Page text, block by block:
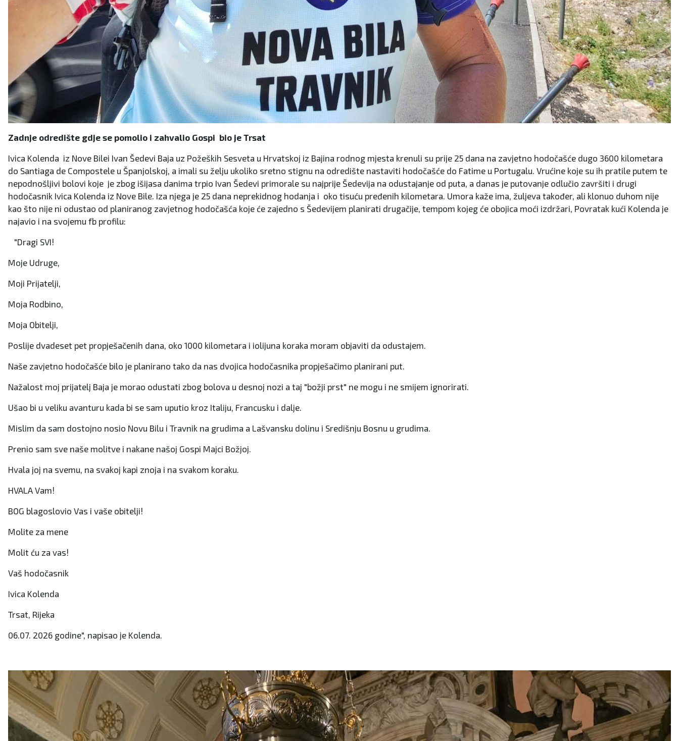
Zadnje odredište gdje se pomolio i zahvalio Gospi bio je Trsat
Ivica Kolenda iz Nove Bilei Ivan Šedevi Baja uz Požeških Sesveta u Hrvatskoj iz Bajina rodnog mjesta krenuli su prije 25 dana na zavjetno hodočašće dugo 3600 kilometara
do Santiaga de Compostele u Španjolskoj, a imali su želju ukoliko sretno stignu na odredište nastaviti hodočašće do Fatime u Portugalu. Vrućine koje su ih pratile putem te
nepodnošljivi bolovi koje je zbog išijasa danima trpio Ivan Šedevi primorale su najprije Šedevija na odustajanje od puta, a danas je putovanje odlučio završiti i drugi
hodočasnik Ivica Kolenda iz Nove Bile. Iza njega je 25 dana neprekidnog hodanja i oko tisuću pređenih kilometara. Umora kaže ima, žuljeva također, ali klonuo duhom nije
kao što nije ni odustao od planiranog zavjetnog hodočašća koje će zajedno s Šedevijem planirati drugačije, tempom kojeg će obojica moći izdržari, Povratak kući Kolenda je
najavio i na svojemu fb profilu:
"Dragi SVI!
Moje Udruge,
Moji Prijatelji,
Moja Rodbino,
Moja Obitelji,
Poslije dvadeset pet propješačenih dana, oko 1000 kilometara i iolijuna koraka moram objaviti da odustajem.
Naše zavjetno hodočašće bilo je planirano tako da nas dvojica hodočasnika propješačimo planirani put.
Nažalost moj prijatelj Baja je morao odustati zbog bolova u desnoj nozi a taj "božji prst" ne mogu i ne smijem ignorirati.
Ušao bi u veliku avanturu kada bi se sam uputio kroz Italiju, Francusku i dalje.
Mislim da sam dostojno nosio Novu Bilu i Travnik na grudima a Lašvansku dolinu i Središnju Bosnu u grudima.
Prenio sam sve naše molitve i nakane našoj Gospi Majci Božjoj.
Hvala joj na svemu, na svakoj kapi znoja i na svakom koraku.
HVALA Vam!
BOG blagoslovio Vas i vaše obitelji!
Molite za mene
Molit ću za vas!
Vaš hodočasnik
Ivica Kolenda
Trsat, Rijeka
06.07. 2026 godine", napisao je Kolenda.